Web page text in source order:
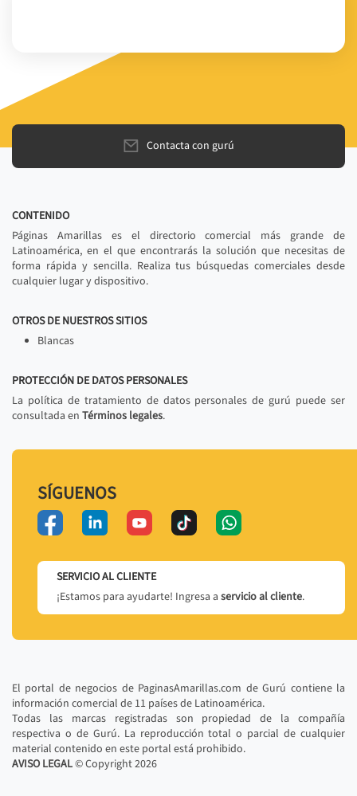
Contacta con gurú
CONTENIDO
Páginas Amarillas es el directorio comercial más grande de
Latinoamérica, en el que encontrarás la solución que necesitas de
forma rápida y sencilla. Realiza tus búsquedas comerciales desde
cualquier lugar y dispositivo.
OTROS DE NUESTROS SITIOS
Blancas
PROTECCIÓN DE DATOS PERSONALES
La política de tratamiento de datos personales de gurú puede ser
consultada en Términos legales.
SÍGUENOS
SERVICIO AL CLIENTE
¡Estamos para ayudarte! Ingresa a servicio al cliente.
El portal de negocios de PaginasAmarillas.com de Gurú contiene la
información comercial de 11 países de Latinoamérica.
Todas las marcas registradas son propiedad de la compañía
respectiva o de Gurú. La reproducción total o parcial de cualquier
material contenido en este portal está prohibido.
AVISO LEGAL© Copyright2026